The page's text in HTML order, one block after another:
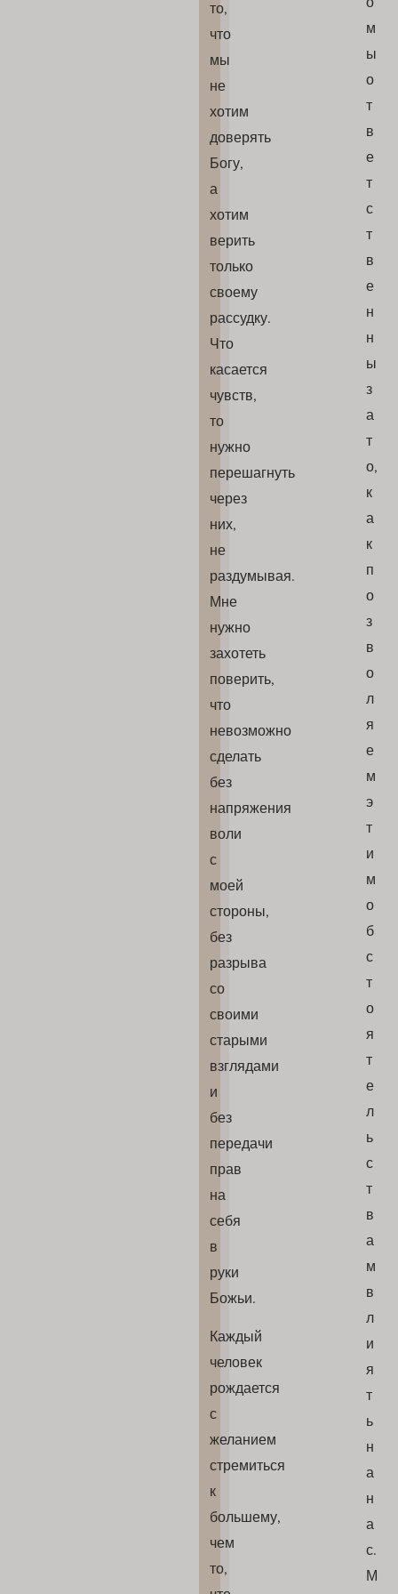
то,
что
мы
не
хотим
доверять
Богу,
а
хотим
верить
только
своему
рассудку.
Что
касается
чувств,
то
нужно
перешагнуть
через
них,
не
раздумывая.
Мне
нужно
захотеть
поверить,
что
невозможно
сделать
без
напряжения
воли
с
моей
стороны,
без
разрыва
со
своими
старыми
взглядами
и
без
передачи
прав
на
себя
в
руки
Божьи.
Каждый
человек
рождается
с
желанием
стремиться
к
большему,
чем
то,
м
ы
о
т
в
е
т
с
т
в
е
н
н
ы
з
а
т
о,
к
а
к
п
о
з
в
о
л
я
е
м
э
т
и
м
о
б
с
т
о
я
т
е
л
ь
с
т
в
а
м
в
л
и
я
т
ь
н
а
н
а
с.
М